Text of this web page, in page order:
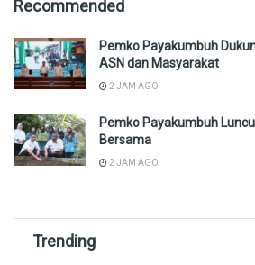
Recommended
Pemko Payakumbuh
ASN dan Masyarakat
2 JAM AGO
Pemko Payakumbuh
Bersama
2 JAM AGO
Trending